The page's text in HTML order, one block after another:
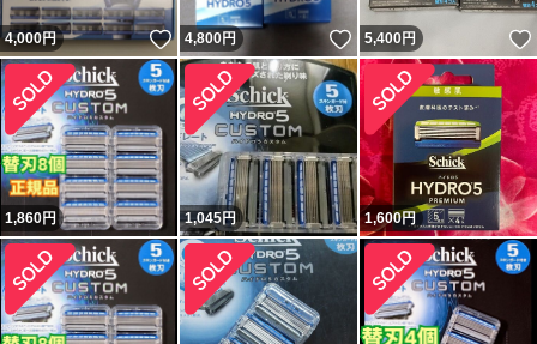
4,000円 いいね！
4,800円 いいね！
5,400円
1,860円 1,045円 1,600円